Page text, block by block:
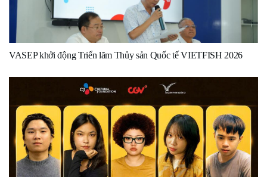
VASEP khởi động Triển lãm Thủy sản Quốc tế VIETFISH 2026